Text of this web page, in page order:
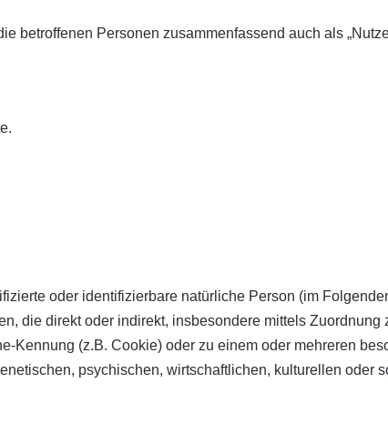
betroffenen Personen zusammenfassend auch als
oder identifizierbare natürliche Person (im
die direkt oder indirekt, insbesondere mittels Zuordnung
Kennung (z.B. Cookie) oder zu einem oder mehreren
psychischen, wirtschaftlichen, kulturellen oder